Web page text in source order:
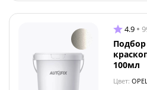
4.9
100мл
Цвет: